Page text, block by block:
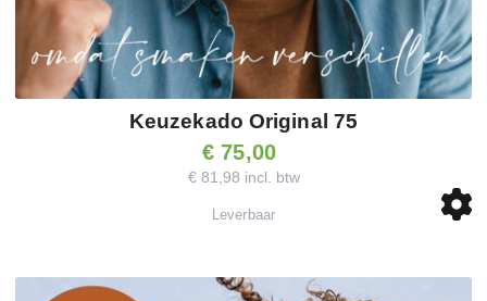
Keuzekado Original 75
€ 75,00
€ 81,98 incl. btw
Leverbaar